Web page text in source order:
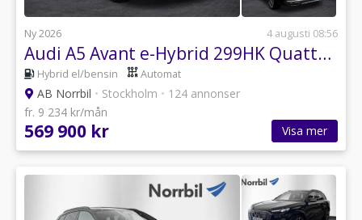
Ny 2026 4 augusti 08:56
Audi A5 Avant e-Hybrid 299HK Quattro Dragkrok
Hybrid el/bensin Automat
AB Norrbil • Stockholm • 124 annonser
fr. 9 234 kr/mån
569 900 kr Visa mer